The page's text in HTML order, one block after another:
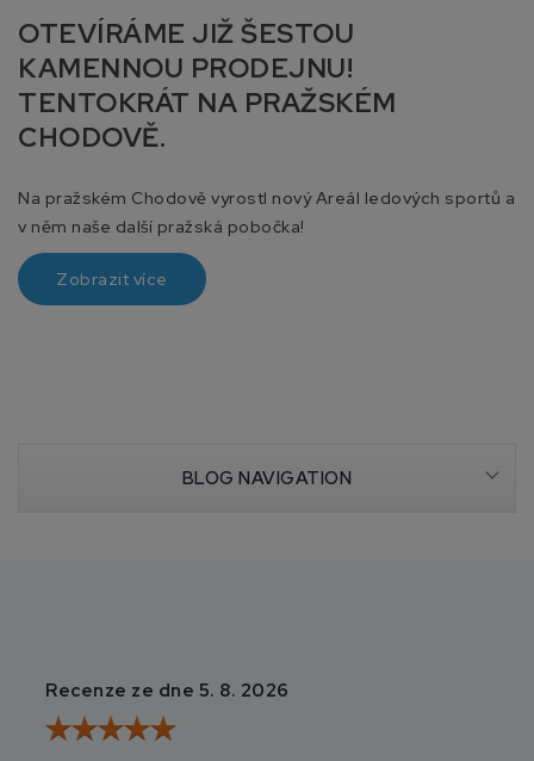
OTEVÍRÁME JIŽ ŠESTOU
KAMENNOU PRODEJNU!
TENTOKRÁT NA PRAŽSKÉM
CHODOVĚ.
Na pražském Chodově vyrostl nový Areál ledových sportů a
v něm naše další pražská pobočka!
Zobrazit více
BLOG NAVIGATION
Recenze ze dne 5. 8. 2026